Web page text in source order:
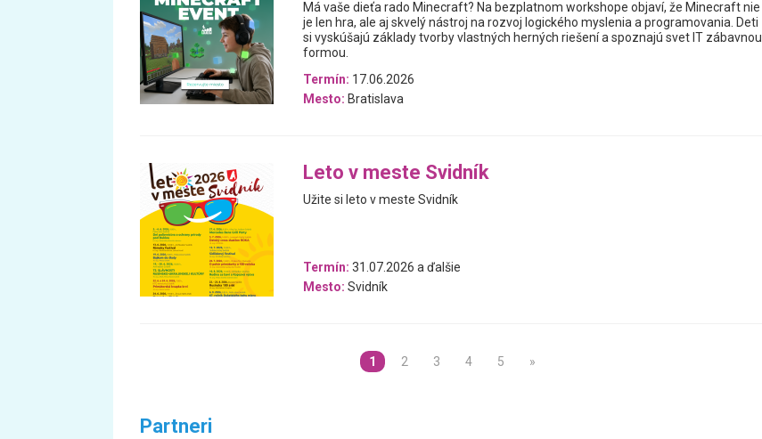
Má vaše dieťa rado Minecraft? Na bezplatnom workshope objaví, že Minecraft nie
je len hra, ale aj skvelý nástroj na rozvoj logického myslenia a programovania. Deti
si vyskúšajú základy tvorby vlastných herných riešení a spoznajú svet IT zábavnou
formou.
Termín: 17.06.2026
Mesto: Bratislava
Leto v meste Svidník
Užite si leto v meste Svidník
Termín: 31.07.2026 a ďalšie
Mesto: Svidník
1 2 3 4 5 »
Partneri